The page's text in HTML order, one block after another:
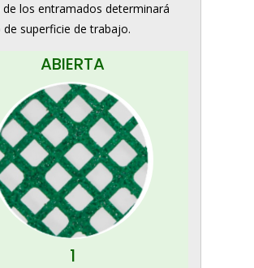
de los entramados determinará
de superficie de trabajo.
ABIERTA
1